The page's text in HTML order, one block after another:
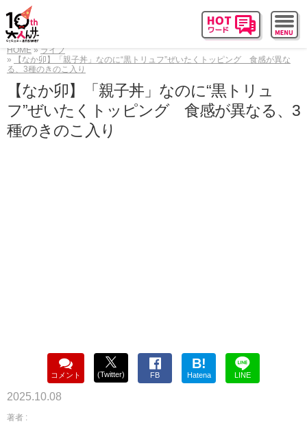
HOME
ライフ
【なか卯】「親子丼」なのに“黒トリュフ”ぜいたくトッピング 食感が異な
る、3種のきのこ入り
【なか卯】「親子丼」なのに“黒トリュ
フ”ぜいたくトッピング 食感が異なる、3
種のきのこ入り
コメント (Twitter) FB
B!
Hatena LINE
2025.10.08
著者 :